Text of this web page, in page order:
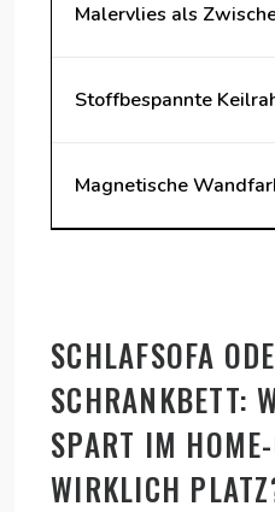
Malervlies als
Stoffbespannte
Magnetische
SCHLAFSOFA
SCHRANKBETT:
SPART IM
WIRKLICH